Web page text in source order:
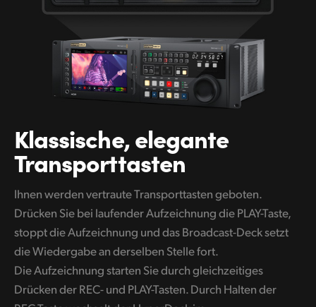
Klassische, elegante
Transporttasten
Ihnen werden vertraute Transporttasten geboten.
Drücken Sie bei laufender Aufzeichnung die PLAY-Taste,
stoppt die Aufzeichnung und das Broadcast-Deck setzt
die Wiedergabe an derselben Stelle fort.
Die Aufzeichnung starten Sie durch gleichzeitiges
Drücken der REC- und PLAY-Tasten. Durch Halten der